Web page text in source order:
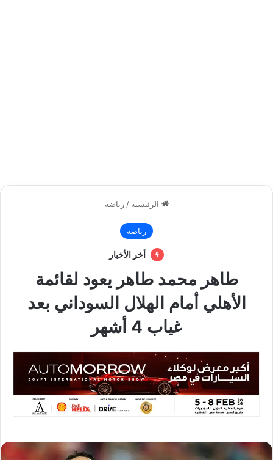
الرئيسية / رياضة
رياضة
أخر الأخبار
طاهر محمد طاهر يعود لقائمة
الأهلي أمام الهلال السوداني بعد
غياب 4 أشهر